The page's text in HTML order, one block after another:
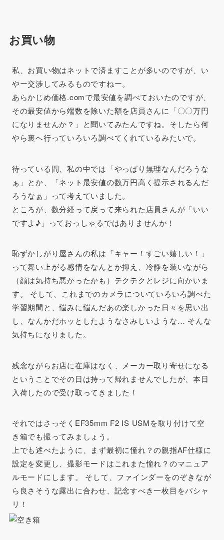
お買い物
私、お買い物はネットで済ますことが多いのですが、い
やー交渉してみるものですねー。
あらかじめ価格.comで最安値を調べておいたのですが、
その最安値から端数を除いた額を店員さんに「〇〇万円
になりませんか？」と聞いてみたんですね。そしたら何
やら裏へ行っていろいろ調べてくれているみたいで。
待っている間、私の中では「やっぱり無理なんだろうな
ぁ」とか、「ネット最安値の数万円高く提示されるんだ
ろうなぁ」って考えていました。
ところが、数分経って戻って来られた店員さんが「いい
ですよ♪」っておっしゃるではありませんか！
恥ずかしがり屋さんの私は「キャー！すごい嬉しい！」
って舞い上がる感情をなんとか抑え、冷静を装いながら
（顔は気持ち悪かったかも）テクテクとレジに向かいま
す。 そして、これまでのカメラについていろいろ調べた
学習期間と、悩みに悩んだあの楽しかった日々を思い出
し、なんかだホッとしたようなさみしいような… そんな
気持ちになりました。
残念ながらお店に在庫はなく、メーカー取り寄せになる
ということでその日は持って帰れませんでしたが、本日
入荷したので受け取ってきました！
それではさっそくEF35mm F2 IS USMを取り付けて空
き箱でも撮ってみましょう。
上でも述べたように、
まず最初に憧れ？の親指AF仕様に
設定を変更し、撮影モードはこれまた憧れ？のマニュア
ルモードにします。
そして、ファインダーをのぞきなが
ら良さそうな露出に合わせ、記念すべき一枚目をパシャ
リ！